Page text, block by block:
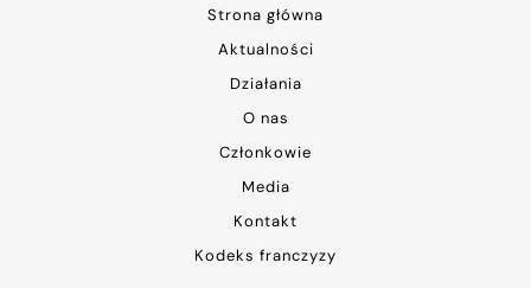
Strona główna
Aktualności
Działania
O nas
Członkowie
Media
Kontakt
Kodeks franczyzy